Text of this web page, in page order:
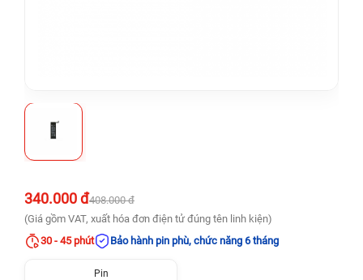
340.000 đ408.000 đ
(Giá gồm VAT, xuất hóa đơn điện tử đúng tên linh kiện)
30 - 45 phút
Bảo hành pin phù, chức năng 6 tháng
Pin